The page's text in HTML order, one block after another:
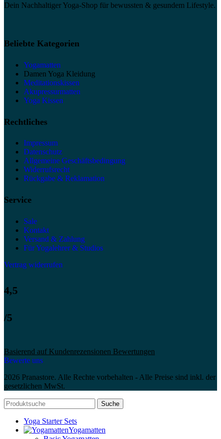
Dein Nachhaltiger Yoga-Shop für bewussten & gesundem Lifestyle.
Beliebte Kategorien
Yogamatten
Damen Yoga Kleidung
Meditationskissen
Akupressurmatten
Yoga Kissen
Rechtliches
Impressum
Datenschutz
Allgemeine Geschäftsbedingung
Widerrufsrecht
Rückgabe & Reklamation
Service
Sale
Kontakt
Versand & Zahlung
Für Yogalehrer & Studios
Vertrag widerrufen
4,5
/5
Basierend auf Kundenrezensionen Bewertungen
Bewerte uns
2026 Pranastore. Alle Rechte vorbehalten - Alle Preise sind inkl. der
gesetzlichen MwSt.
Suche
Yoga Starter Sets
Yogamatten